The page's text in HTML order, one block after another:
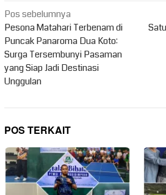
Navigasi
pos
Pos sebelumnya
Pesona Matahari Terbenam di
Puncak Panaroma Dua Koto:
Surga Tersembunyi Pasaman
yang Siap Jadi Destinasi
Unggulan
POS TERKAIT